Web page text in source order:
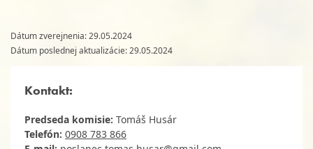
Dátum zverejnenia: 29.05.2024
Dátum poslednej aktualizácie: 29.05.2024
Kontakt:
Predseda komisie: Tomáš Husár
Telefón: 0908 783 866